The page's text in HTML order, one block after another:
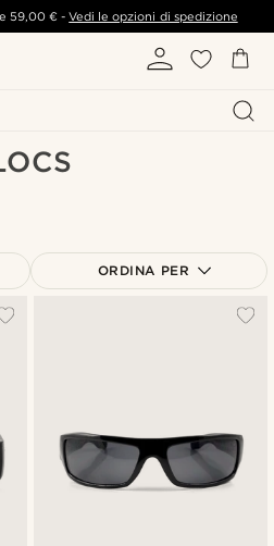
59,00 € -Vedi le opzioni di spedizione
ORDINA PER